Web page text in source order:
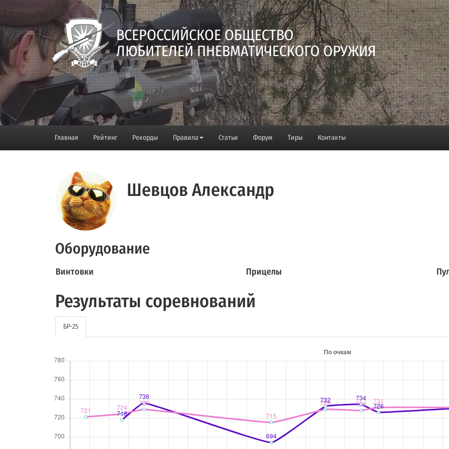
ВСЕРОССИЙСКОЕ ОБЩЕСТВО
ЛЮБИТЕЛЕЙ ПНЕВМАТИЧЕСКОГО ОРУЖИЯ
Главная Рейтинг Рекорды Правила Статьи Форум Тиры Контакты
Шевцов Александр
Оборудование
Винтовки Прицелы
Результаты соревнований
БР-25